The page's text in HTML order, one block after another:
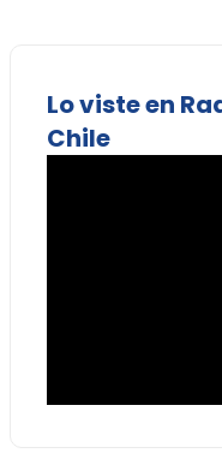
Lo viste en
Chile